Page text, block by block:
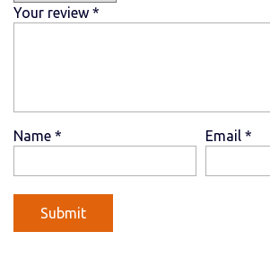
Your review *
Name * Email *